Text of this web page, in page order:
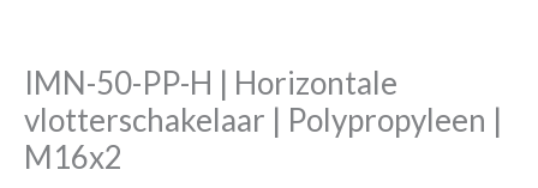
IMN-50-PP-H | Horizontale
vlotterschakelaar | Polypropyleen |
M16x2